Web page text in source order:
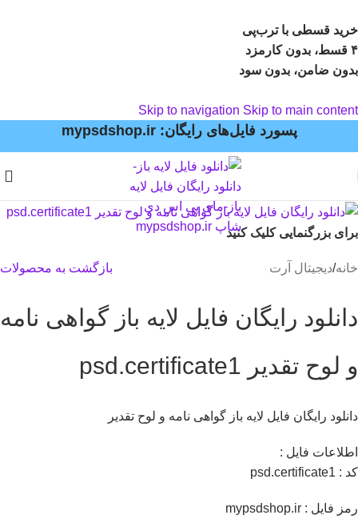
خرید قسطی با ترب‌پی
۴ قسط، بدون کارمزد
بدون ضامن، بدون سود
Skip to navigation Skip to main content
پسورد فایل‌های رایگان: mypsdshop.ir
برای بزرگنمایی کلیک کنید
خانه/دیجیتال آرت بازگشت به محصولات
دانلود رایگان فایل لایه باز گواهی نامه
و لوح تقدیر psd.certificate1
دانلود رایگان فایل لایه باز گواهی نامه و لوح تقدیر
اطلاعات فايل :
کد : psd.certificate1
رمز فایل : mypsdshop.ir